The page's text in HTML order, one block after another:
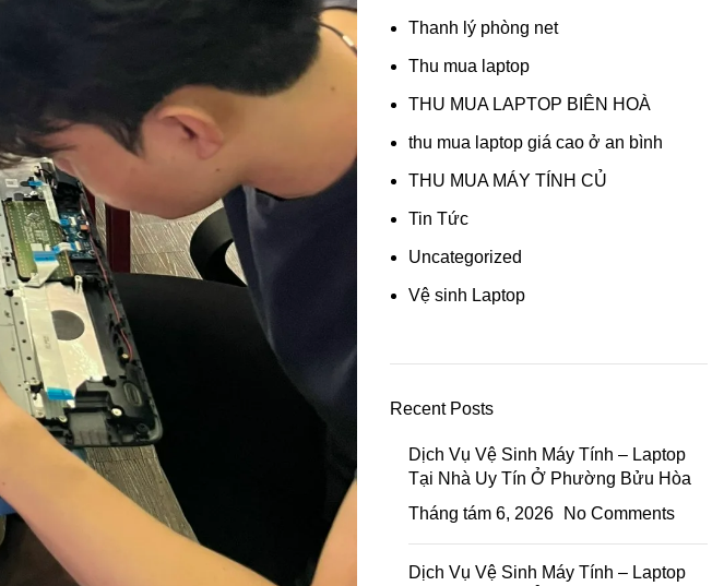
Thanh lý phòng net
Thu mua laptop
THU MUA LAPTOP BIÊN HOÀ
thu mua laptop giá cao ở an bình
THU MUA MÁY TÍNH CỦ
Tin Tức
Uncategorized
Vệ sinh Laptop
Recent Posts
Dịch Vụ Vệ Sinh Máy Tính – Laptop
Tại Nhà Uy Tín Ở Phường Bửu Hòa
Tháng tám 6, 2026
No Comments
Dịch Vụ Vệ Sinh Máy Tính – Laptop